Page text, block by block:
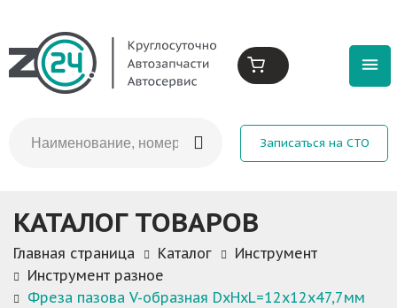
Записаться на СТО
КАТАЛОГ ТОВАРОВ
Главная страница Каталог
Инструмент
Инструмент разное
Фреза пазова V-образная DxHxL=12х12х47,7мм